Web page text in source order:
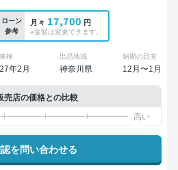
ローン
参考
月々 17,700 円
※金額は変更できます。
車検
27年2月
出品地域
神奈川県
納期の目安
12月〜1月
売店の価格との比較
を問い合わせる